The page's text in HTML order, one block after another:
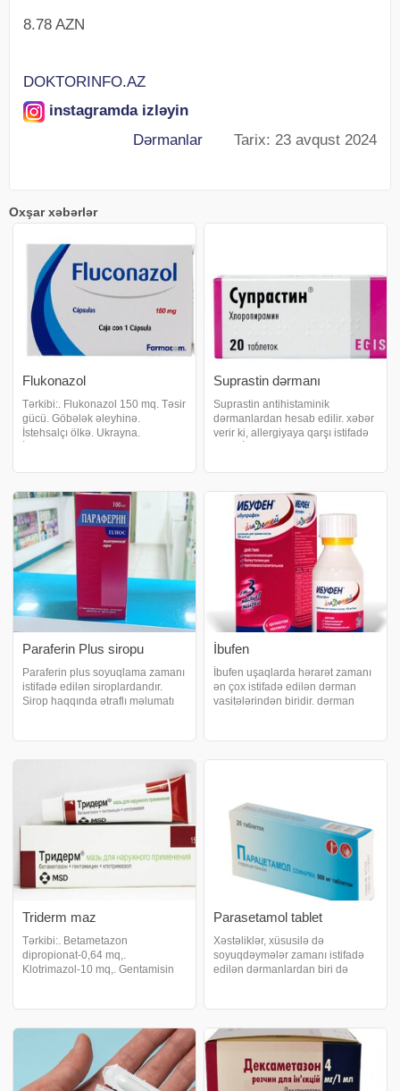
8.78 AZN
DOKTORINFO.AZ
instagramda izləyin
Dərmanlar Tarix: 23 avqust 2024
Oxşar xəbərlər
Flukonazol
Tərkibi:. Flukonazol 150 mq. Təsir
gücü. Göbələk əleyhinə.
İstehsalçı ölkə. Ukrayna.
Kriptokokklara qarşı aktivdir.
Maya göbələkləri (kandida və ya
kriptokokkus) tərəfində
Suprastin dərmanı
Suprastin antihistaminik
dərmanlardan hesab edilir. xəbər
verir ki, allergiyaya qarşı istifadə
əzələdaxili inyeksiya üçün və
tablet formasında. Allergiya
mövsümi xarakte
Paraferin Plus siropu
Paraferin plus soyuqlama zamanı
istifadə edilən siroplardandır.
Sirop haqqında ətraflı məlumatı
Ağrılar. Zökəm. Paraferin
İbufen
İbufen uşaqlarda hərarət zamanı
ən çox istifadə edilən dərman
vasitələrindən biridir. dərman
mq . Təsir gücü:. Qızdırmasalıcı,
ağrıkəsici. İstifadəsin
Triderm maz
Tərkibi:. Betametazon
dipropionat-0,64 mq,.
Klotrimazol-10 mq,. Gentamisin
buraxılma forması. Resept
əsasında. Təsviri. Xarici istifadə
üçün dərman. İstifadəsi üçün
göstəriş:
Parasetamol tablet
Xəstəliklər, xüsusilə də
soyuqdəymələr zamanı istifadə
edilən dərmanlardan biri də
formasında buraxılır. Tablet
böyüklər, suspenziya ilə uşaqlar
üçün nəzərdə tutulub